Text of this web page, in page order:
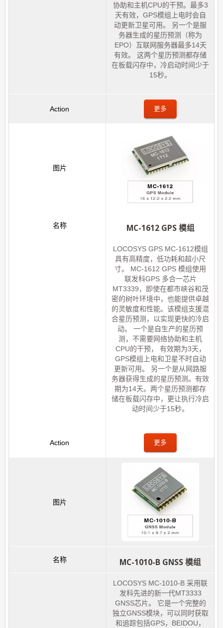
协助和主机CPU的干预。最多3
天有效，GPS模组上电时会自
动更新卫星可用。 另一个是服
务器生成的星历预测（称为
EPO）互联网服务器最多14天
有效。 这两个星历预测都存储
在板载闪存中，冷启动时间少于
15秒。
更多
MC-1612 GPS 模组
LOCOSYS GPS MC-1612模组
具有高精度，低功耗和超小尺
寸。 MC-1612 GPS 模组使用
联发科GPS 多合一芯片
MT3339，即使在都市峡谷和茂
密的树叶环境中，也能提供卓越
的灵敏度和性能。该模组支援混
合星历预测，以实现更快的冷启
动。 一个是自生产的星历预
测，不需要网络协助和主机
CPU的干预， 有效期为3天，
GPS模组上电和卫星不时自动
更新可用。 另一个是从网路服
务器获得生成的星历预测。有效
期为14天。两个星历预测都存
储在板载闪存中，更让执行冷启
动时间少于15秒。
更多
MC-1010-B GNSS 模组
LOCOSYS MC-1010-B 采用联
发科先进的新一代MT3333
GNSS芯片。 它是一个完整的
独立GNSS模块，可以同时获取
和追踪包括GPS，BEIDOU，